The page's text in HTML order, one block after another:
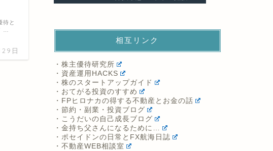
日
待と
…
相互リンク
・株主優待研究所
・資産運用HACKS
・株のスタートアップガイド
・おてがる投資のすすめ
・FPヒロナカの得する不動産とお金の話
・節約・副業・投資ブログ
・こうだいの自己成長ブログ
・金持ち父さんになるために…
・ポセイドンの日常とFX航海日誌
・不動産WEB相談室